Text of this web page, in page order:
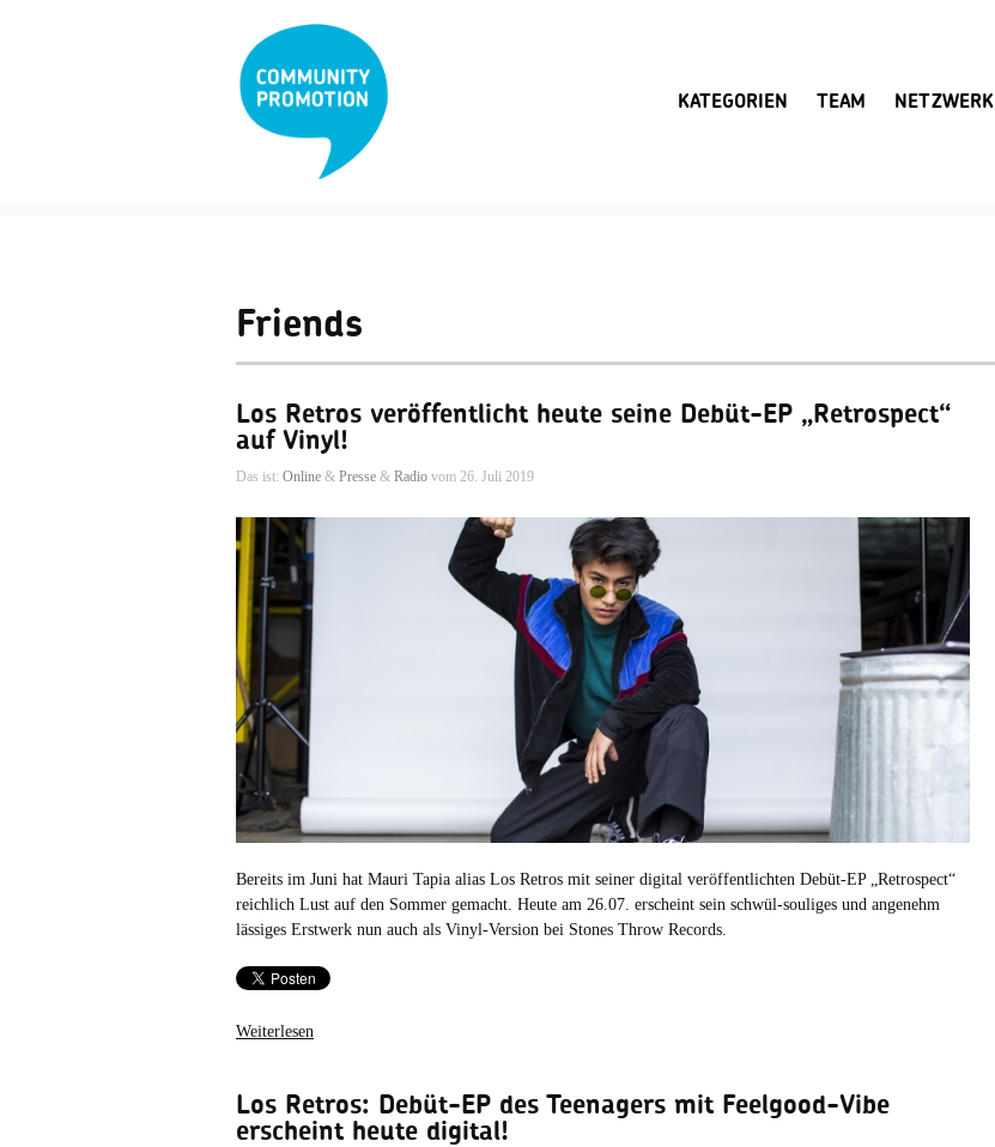
KATEGORIEN TEAM NETZWERK
Friends
Los Retros veröffentlicht heute seine Debüt-EP „Retrospect“
auf Vinyl!
Das ist: Online & Presse & Radio vom 26. Juli 2019
Bereits im Juni hat Mauri Tapia alias Los Retros mit seiner digital veröffentlichten Debüt-EP „Retrospect“
reichlich Lust auf den Sommer gemacht. Heute am 26.07. erscheint sein schwül-souliges und angenehm
lässiges Erstwerk nun auch als Vinyl-Version bei Stones Throw Records.
Weiterlesen
Los Retros: Debüt-EP des Teenagers mit Feelgood-Vibe
erscheint heute digital!